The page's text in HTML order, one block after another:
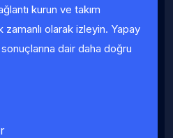
kurun ve takım
zamanlı olarak izleyin. Yapay
dair daha doğru